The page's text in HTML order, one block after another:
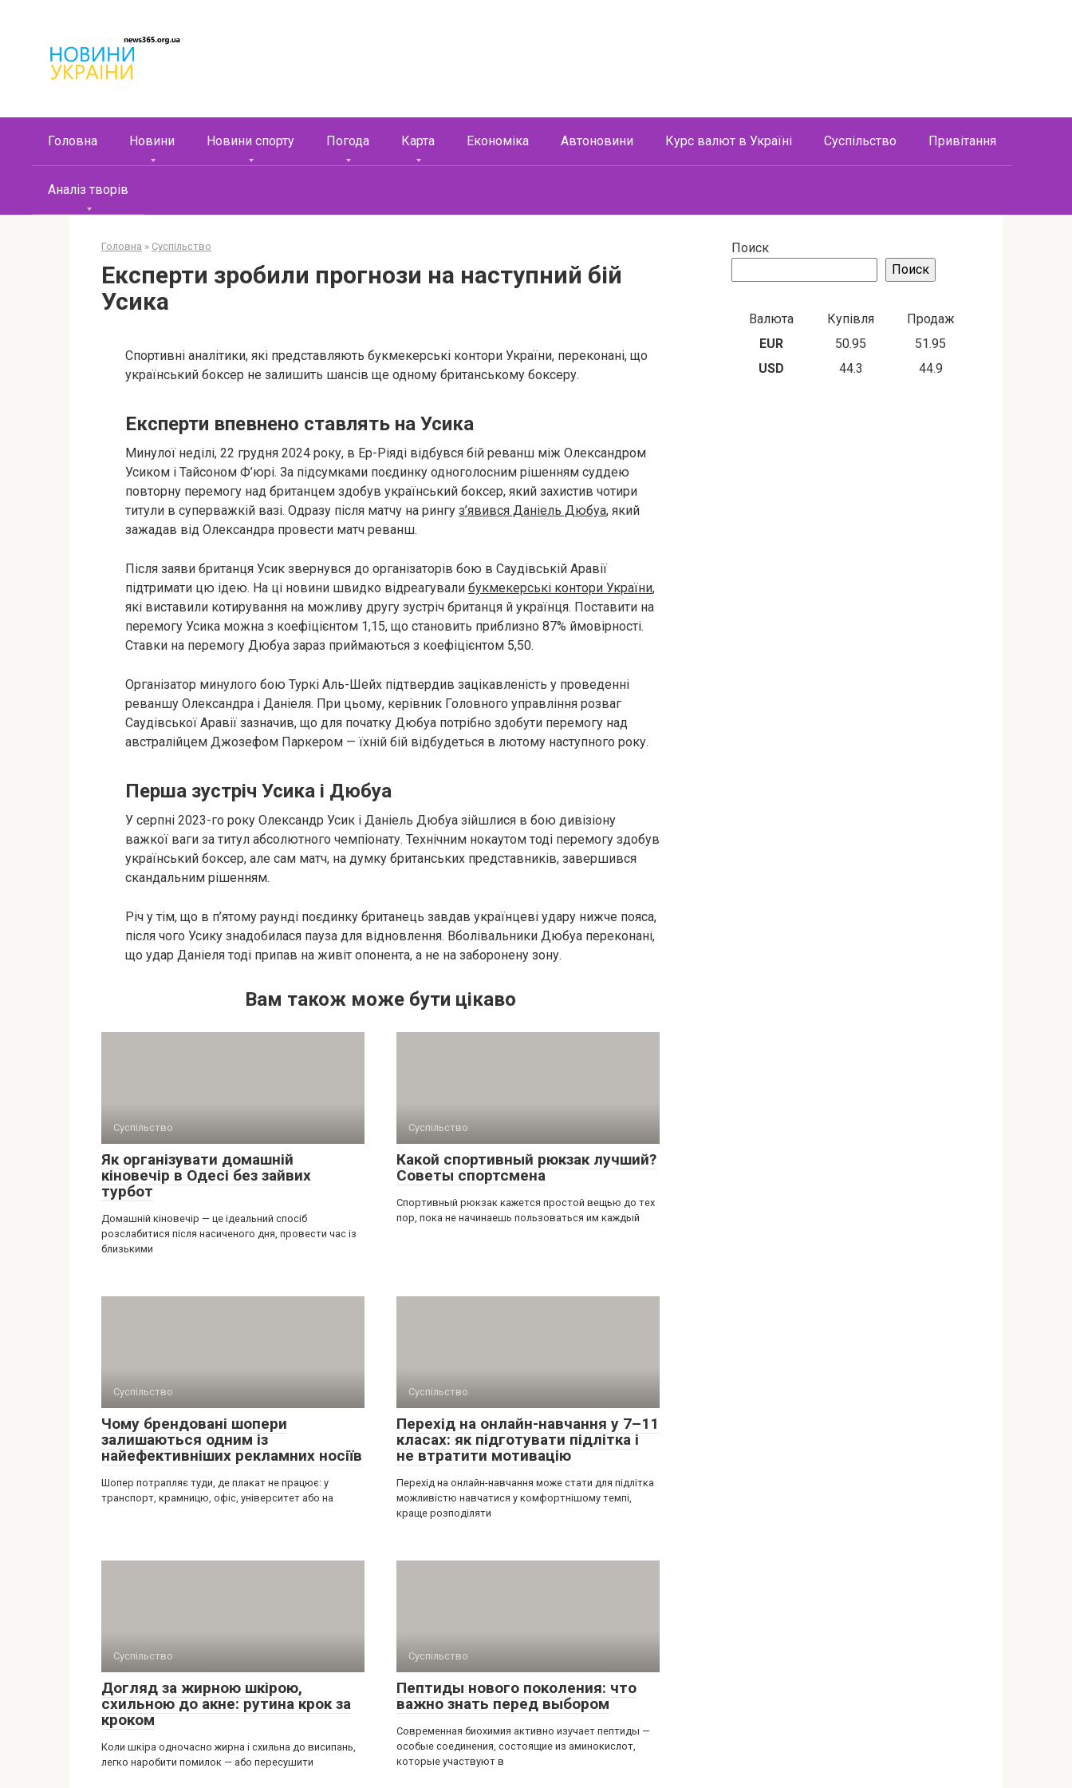
контенту
Головна Новини Новини спорту Погода Карта Економіка Автоновини Курс валют в Україні Суспільство Привітання
Аналіз творів
Головна » Суспільство
Експерти зробили прогнози на наступний бій
Усика
Спортивні аналітики, які представляють букмекерські контори України, переконані, що
український боксер не залишить шансів ще одному британському боксеру.
Експерти впевнено ставлять на Усика
Минулої неділі, 22 грудня 2024 року, в Ер-Ріяді відбувся бій реванш між Олександром
Усиком і Тайсоном Ф’юрі. За підсумками поєдинку одноголосним рішенням суддею
повторну перемогу над британцем здобув український боксер, який захистив чотири
титули в суперважкій вазі. Одразу після матчу на рингу з’явився Даніель Дюбуа, який
зажадав від Олександра провести матч реванш.
Після заяви британця Усик звернувся до організаторів бою в Саудівській Аравії
підтримати цю ідею. На ці новини швидко відреагували букмекерські контори України,
які виставили котирування на можливу другу зустріч британця й українця. Поставити на
перемогу Усика можна з коефіцієнтом 1,15, що становить приблизно 87% ймовірності.
Ставки на перемогу Дюбуа зараз приймаються з коефіцієнтом 5,50.
Організатор минулого бою Туркі Аль-Шейх підтвердив зацікавленість у проведенні
реваншу Олександра і Даніеля. При цьому, керівник Головного управління розваг
Саудівської Аравії зазначив, що для початку Дюбуа потрібно здобути перемогу над
австралійцем Джозефом Паркером — їхній бій відбудеться в лютому наступного року.
Перша зустріч Усика і Дюбуа
У серпні 2023-го року Олександр Усик і Даніель Дюбуа зійшлися в бою дивізіону
важкої ваги за титул абсолютного чемпіонату. Технічним нокаутом тоді перемогу здобув
український боксер, але сам матч, на думку британських представників, завершився
скандальним рішенням.
Річ у тім, що в п’ятому раунді поєдинку британець завдав українцеві удару нижче пояса,
після чого Усику знадобилася пауза для відновлення. Вболівальники Дюбуа переконані,
що удар Даніеля тоді припав на живіт опонента, а не на заборонену зону.
Вам також може бути цікаво
Суспільство
Як організувати домашній
кіновечір в Одесі без зайвих
турбот
Домашній кіновечір — це ідеальний спосіб
розслабитися після насиченого дня, провести час із
близькими
Суспільство
Какой спортивный рюкзак лучший?
Советы спортсмена
Спортивный рюкзак кажется простой вещью до тех
пор, пока не начинаешь пользоваться им каждый
Суспільство
Чому брендовані шопери
залишаються одним із
найефективніших рекламних носіїв
Шопер потрапляє туди, де плакат не працює: у
транспорт, крамницю, офіс, університет або на
Суспільство
Перехід на онлайн-навчання у 7–11
класах: як підготувати підлітка і
не втратити мотивацію
Перехід на онлайн-навчання може стати для підлітка
можливістю навчатися у комфортнішому темпі,
краще розподіляти
Суспільство
Догляд за жирною шкірою,
схильною до акне: рутина крок за
кроком
Коли шкіра одночасно жирна і схильна до висипань,
легко наробити помилок — або пересушити
Суспільство
Пептиды нового поколения: что
важно знать перед выбором
Современная биохимия активно изучает пептиды —
особые соединения, состоящие из аминокислот,
которые участвуют в
Поиск
Поиск
Валюта Купівля
Продаж
EUR
50.95
51.95
USD
44.3 44.9